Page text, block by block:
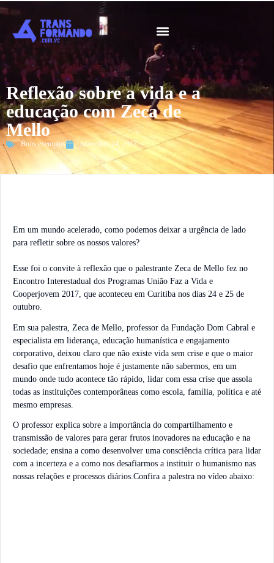
Reflexão sobre a vida e a
educação com Zeca de
Mello
Bons exemplos novembro 24, 2017
Em um mundo acelerado, como podemos deixar a urgência de lado
para refletir sobre os nossos valores?
Esse foi o convite à reflexão que o palestrante Zeca de Mello fez no
Encontro Interestadual dos Programas União Faz a Vida e
Cooperjovem 2017, que aconteceu em Curitiba nos dias 24 e 25 de
outubro.
Em sua palestra, Zeca de Mello, professor da Fundação Dom Cabral e
especialista em liderança, educação humanística e engajamento
corporativo, deixou claro que não existe vida sem crise e que o maior
desafio que enfrentamos hoje é justamente não sabermos, em um
mundo onde tudo acontece tão rápido, lidar com essa crise que assola
todas as instituições contemporâneas como escola, família, política e até
mesmo empresas.
O professor explica sobre a importância do compartilhamento e
transmissão de valores para gerar frutos inovadores na educação e na
sociedade; ensina a como desenvolver uma consciência crítica para lidar
com a incerteza e a como nos desafiarmos a instituir o humanismo nas
nossas relações e processos diários.Confira a palestra no vídeo abaixo: